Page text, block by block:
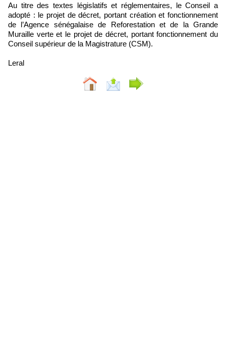
Au titre des textes législatifs et réglementaires, le Conseil a
adopté : le projet de décret, portant création et fonctionnement
de l’Agence sénégalaise de Reforestation et de la Grande
Muraille verte et le projet de décret, portant fonctionnement du
Conseil supérieur de la Magistrature (CSM).
Leral